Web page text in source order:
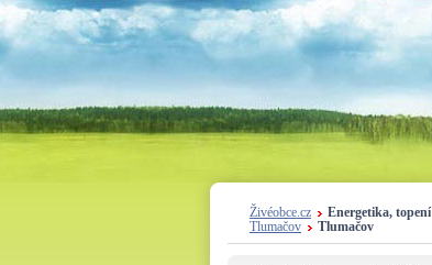
Živéobce.cz
Energetika, topení
Tlumačov
Tlumačov